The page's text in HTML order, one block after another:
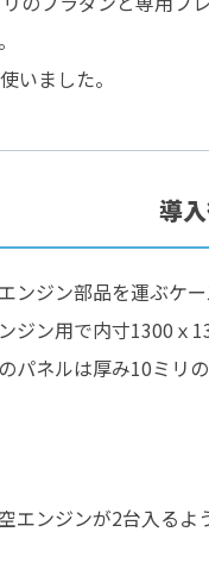
いました。
導
ンジン部品を運ぶケ
ジン用で内寸1300ｘ
パネルは厚み10ミリ
エンジンが2台入るよ